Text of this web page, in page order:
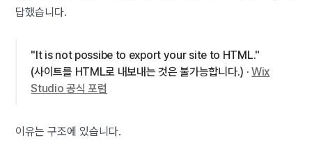
답했습니다.
"It is not possibe to export your site to HTML."
(사이트를 HTML로 내보내는 것은 불가능합니다.) ·Wix
Studio 공식 포럼
이유는 구조에 있습니다.